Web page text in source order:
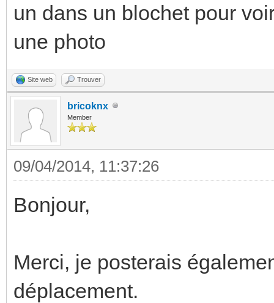
un dans un blochet pour
une photo
Site web Trouver
bricoknx
Member
09/04/2014, 11:37:26
Bonjour,
Merci, je posterais
déplacement.